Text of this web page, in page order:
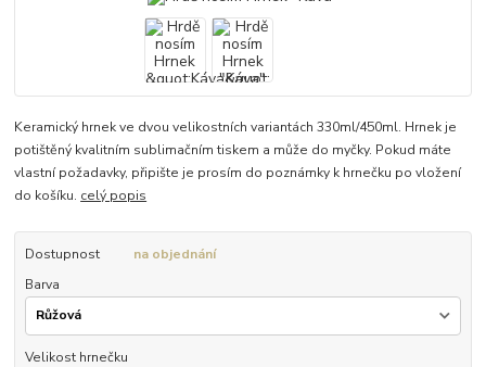
Keramický hrnek ve dvou velikostních variantách 330ml/450ml. Hrnek je
potištěný kvalitním sublimačním tiskem a může do myčky. Pokud máte
vlastní požadavky, připište je prosím do poznámky k hrnečku po vložení
do košíku. celý popis
Dostupnost
na objednání
Barva
Velikost hrnečku